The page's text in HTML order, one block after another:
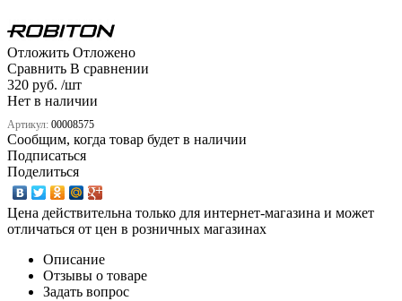
Отложить Отложено
Сравнить В сравнении
320 руб. /шт
Нет в наличии
Артикул: 00008575
Сообщим, когда товар будет в наличии
Подписаться
Поделиться
Цена действительна только для интернет-магазина и может
отличаться от цен в розничных магазинах
Описание
Отзывы о товаре
Задать вопрос